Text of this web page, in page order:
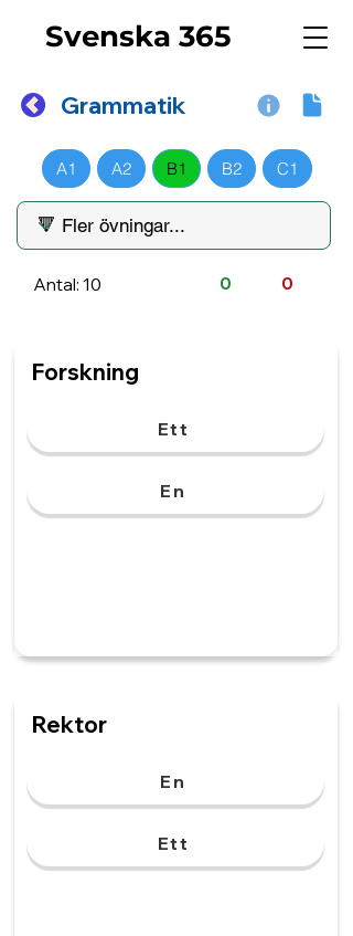
Svenska 365
Grammatik
A1 A2 B1 B2 C1
Antal: 10 0 0
Forskning
Ett
En
Rektor
En
Ett